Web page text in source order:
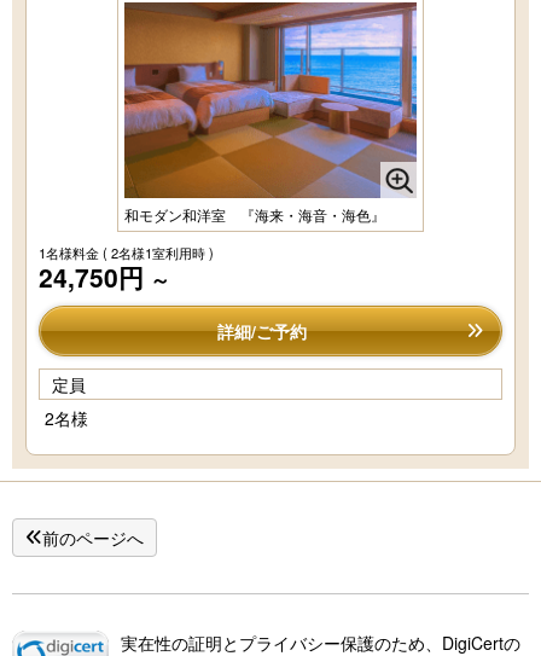
和モダン和洋室 『海来・海音・海色』
1名様料金( 2名様1室利用時 )
24,750円 ～
詳細/ご予約
定員
2名様
前のページへ
実在性の証明とプライバシー保護のため、DigiCertの